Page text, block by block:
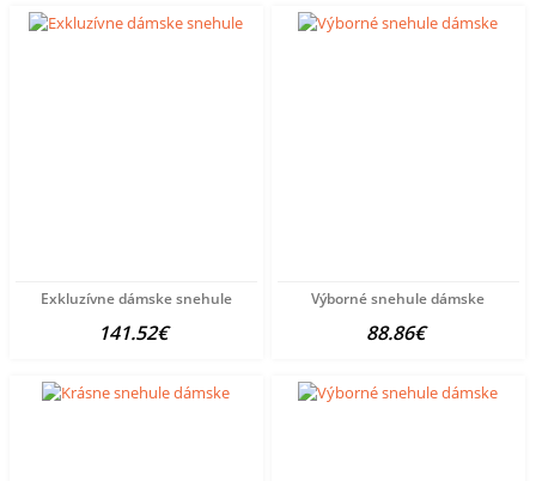
Exkluzívne dámske snehule
141.52€
Výborné snehule dámske
88.86€